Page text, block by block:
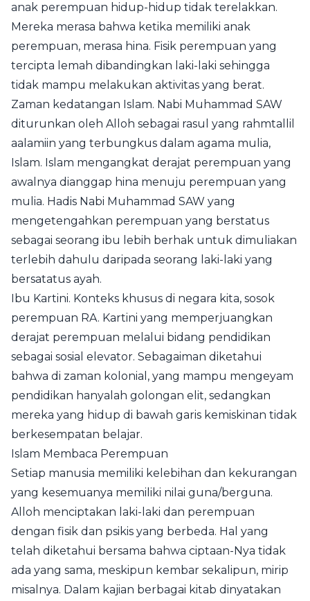
anak perempuan hidup-hidup tidak terelakkan.
Mereka merasa bahwa ketika memiliki anak
perempuan, merasa hina. Fisik perempuan yang
tercipta lemah dibandingkan laki-laki sehingga
tidak mampu melakukan aktivitas yang berat.
Zaman kedatangan Islam. Nabi Muhammad SAW
diturunkan oleh Alloh sebagai rasul yang rahmtallil
aalamiin yang terbungkus dalam agama mulia,
Islam. Islam mengangkat derajat perempuan yang
awalnya dianggap hina menuju perempuan yang
mulia. Hadis Nabi Muhammad SAW yang
mengetengahkan perempuan yang berstatus
sebagai seorang ibu lebih berhak untuk dimuliakan
terlebih dahulu daripada seorang laki-laki yang
bersatatus ayah.
Ibu Kartini. Konteks khusus di negara kita, sosok
perempuan RA. Kartini yang memperjuangkan
derajat perempuan melalui bidang pendidikan
sebagai sosial elevator. Sebagaiman diketahui
bahwa di zaman kolonial, yang mampu mengeyam
pendidikan hanyalah golongan elit, sedangkan
mereka yang hidup di bawah garis kemiskinan tidak
berkesempatan belajar.
Islam Membaca Perempuan
Setiap manusia memiliki kelebihan dan kekurangan
yang kesemuanya memiliki nilai guna/berguna.
Alloh menciptakan laki-laki dan perempuan
dengan fisik dan psikis yang berbeda. Hal yang
telah diketahui bersama bahwa ciptaan-Nya tidak
ada yang sama, meskipun kembar sekalipun, mirip
misalnya. Dalam kajian berbagai kitab dinyatakan